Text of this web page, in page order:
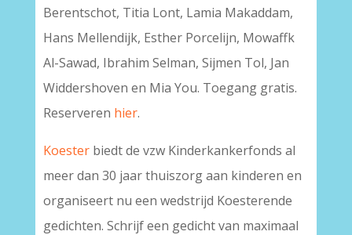
Berentschot, Titia Lont, Lamia Makaddam,
Hans Mellendijk, Esther Porcelijn, Mowaffk
Al-Sawad, Ibrahim Selman, Sijmen Tol, Jan
Widdershoven en Mia You. Toegang gratis.
Reserveren hier.
Koesterbiedt de vzw Kinderkankerfonds al
meer dan 30 jaar thuiszorg aan kinderen en
organiseert nu een wedstrijd Koesterende
gedichten. Schrijf een gedichtvan maximaal